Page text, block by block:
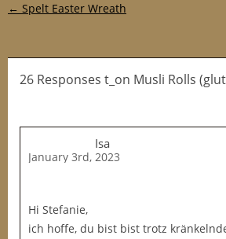
Post navigation
← Spelt Easter Wreath
26 Responses t_on Musli Rolls
Isa
January 3rd, 2023
Hi Stefanie,
ich hoffe, du bist bist trotz